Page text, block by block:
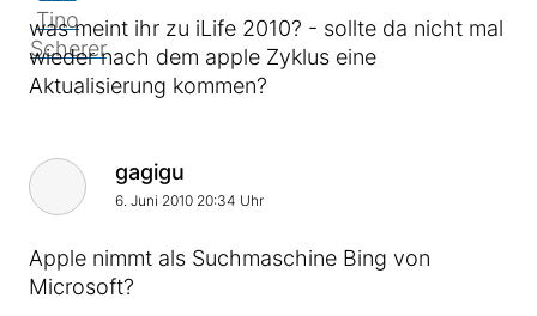
was meint ihr zu iLife 2010? - sollte da nicht mal
wieder nach dem apple Zyklus eine
Aktualisierung kommen?
Kommentar von
gagigu
6. Juni 2010 20:34 Uhr
Apple nimmt als Suchmaschine Bing von
Microsoft?